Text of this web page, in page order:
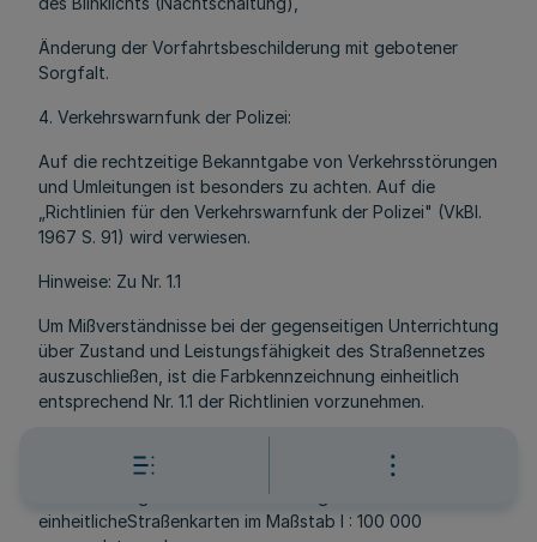
Änderung der Vorfahrtsbeschilderung mit gebotener
Sorgfalt.
4. Verkehrswarnfunk der Polizei:
Auf die rechtzeitige Bekanntgabe von Verkehrsstörungen
und Umleitungen ist besonders zu achten. Auf die
„Richtlinien für den Verkehrswarnfunk der Polizei" (VkBl.
1967 S. 91) wird verwiesen.
Hinweise: Zu Nr. 1.1
Um Mißverständnisse bei der gegenseitigen Unterrichtung
über Zustand und Leistungsfähigkeit des Straßennetzes
auszuschließen, ist die Farbkennzeichnung einheitlich
entsprechend Nr. 1.1 der Richtlinien vorzunehmen.
Landesstraßenbauamtes sollten von allen an der
Durchführung der Richtlinien beteiligten Behörden
einheitlicheStraßenkarten im Maßstab l : 100 000